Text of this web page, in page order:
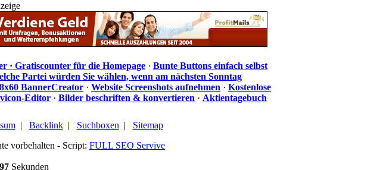
· Gratiscounter für die Homepage · Bunte Buttons einfach selbst
Partei würden Sie wählen, wenn am nächsten Sonntag
BannerCreator · Website Screenshots aufnehmen · Kostenlose
Editor · Bilder beschriften & konvertieren · Aktientagebuch
| Backlink| Suchboxen | Sitemap
vorbehalten - Script: FULL SEO Servive
Sekunden